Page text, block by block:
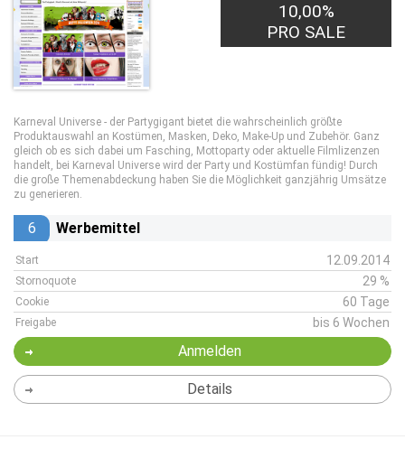
10,00%
PRO SALE
Karneval Universe - der Partygigant bietet die wahrscheinlich größte
Produktauswahl an Kostümen, Masken, Deko, Make-Up und Zubehör. Ganz
gleich ob es sich dabei um Fasching, Mottoparty oder aktuelle Filmlizenzen
handelt, bei Karneval Universe wird der Party und Kostümfan fündig! Durch
die große Themenabdeckung haben Sie die Möglichkeit ganzjährig Umsätze
zu generieren.
6 Werbemittel
Start 12.09.2014
Stornoquote 29 %
Cookie 60 Tage
Freigabe bis 6 Wochen
Anmelden
Details